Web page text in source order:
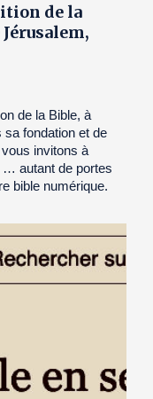
de la
de la Bible, à
sa fondation et de
invitons à
… autant de portes
bible numérique.